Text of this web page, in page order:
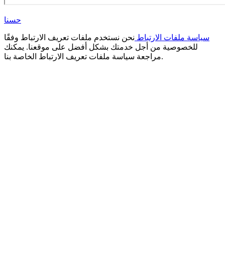
حسنا
سياسة ملفات الارتباط نحن نستخدم ملفات تعريف الارتباط وفقًا
للخصوصية من أجل خدمتك بشكل أفضل على موقعنا. يمكنك
مراجعة سياسة ملفات تعريف الارتباط الخاصة بنا.